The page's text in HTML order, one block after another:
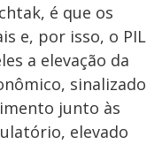
é que os
e, por isso, o PIL
a elevação da
sinalizado
junto às
elevado